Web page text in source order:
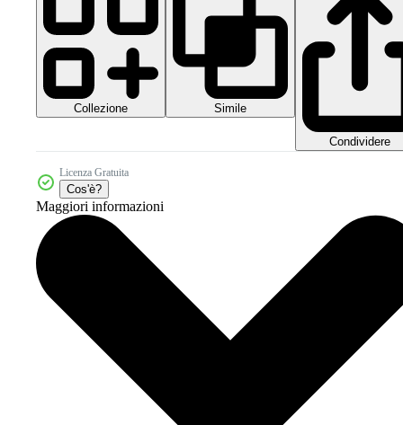
Collezione Simile
Condividere
Licenza Gratuita
Cos'è?
Maggiori informazioni